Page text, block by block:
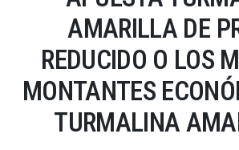
AMARILLA DE
REDUCIDO O LOS
MONTANTES
TURMALINA